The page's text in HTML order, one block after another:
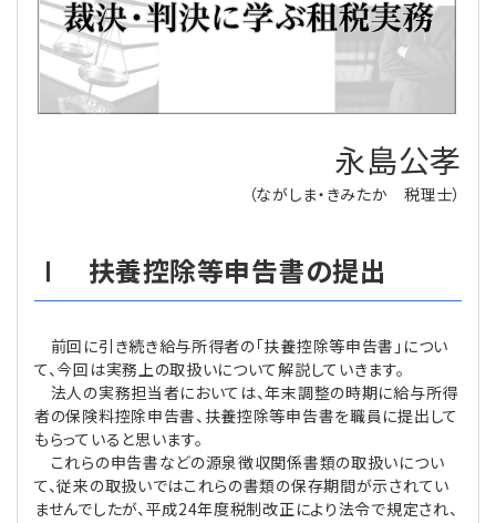
評議員
登記関連
寄附
税務
給与計算
法改正-労務
利益相反取引
個人情報
経営
資産運用
連載
連載
NEWS・TOPIC・特報
【連載】オピニオンリーダーのnote
【連載】会計相談室
【連載】公益法人運営実務の処方箋
【連載】公益法人会計検定試験一問一答
【連載】公益法人制度のリアル
【連載】事例に学ぶ立入検査で想定される指摘事項
【連載】シェアコモン200インタビュー
【連載】シェアコモン200 誌上相談室
【連載】実務と税務のポイント
【連載】事務局だよりPLUS
無料記事
お問合せ
プライバシーポリシー
永島公孝
（ながしま・きみたか 税理士）
Ⅰ 扶養控除等申告書の提出
前回に引き続き給与所得者の「扶養控除等申告書」につい
て、今回は実務上の取扱いについて解説していきます。
法人の実務担当者においては、年末調整の時期に給与所得
者の保険料控除申告書、扶養控除等申告書を職員に提出して
もらっていると思います。
これらの申告書などの源泉徴収関係書類の取扱いについ
て、従来の取扱いではこれらの書類の保存期間が示されてい
ませんでしたが、平成24年度税制改正により法令で規定され、